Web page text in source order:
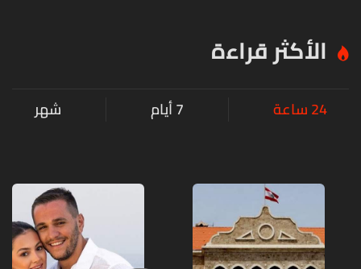
الأكثر قراءة
24 ساعة 7 أيام شهر